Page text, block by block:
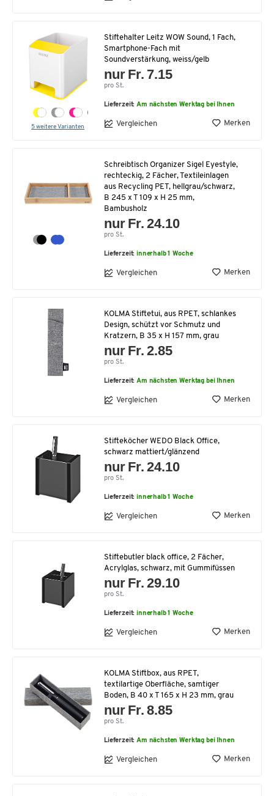
5 weitere Varianten
Stiftehalter Leitz WOW Sound, 1 Fach,
Smartphone-Fach mit
Soundverstärkung, weiss/gelb
nur Fr. 7.15
pro St.
Lieferzeit:Am nächsten Werktag bei Ihnen
Vergleichen Merken
Schreibtisch Organizer Sigel Eyestyle,
rechteckig, 2 Fächer, Textileinlagen
aus Recycling PET, hellgrau/schwarz,
B 245 x T 109 x H 25 mm,
Bambusholz
nur Fr. 24.10
pro St.
Lieferzeit:innerhalb 1 Woche
Vergleichen Merken
KOLMA Stiftetui, aus RPET, schlankes
Design, schützt vor Schmutz und
Kratzern, B 35 x H 157 mm, grau
nur Fr. 2.85
pro St.
Lieferzeit:Am nächsten Werktag bei Ihnen
Vergleichen Merken
Stifteköcher WEDO Black Office,
schwarz mattiert/glänzend
nur Fr. 24.10
pro St.
Lieferzeit:innerhalb 1 Woche
Vergleichen Merken
Stiftebutler black office, 2 Fächer,
Acrylglas, schwarz, mit Gummifüssen
nur Fr. 29.10
pro St.
Lieferzeit:innerhalb 1 Woche
Vergleichen Merken
KOLMA Stiftbox, aus RPET,
textilartige Oberfläche, samtiger
Boden, B 40 x T 165 x H 23 mm, grau
nur Fr. 8.85
pro St.
Lieferzeit:Am nächsten Werktag bei Ihnen
Vergleichen Merken